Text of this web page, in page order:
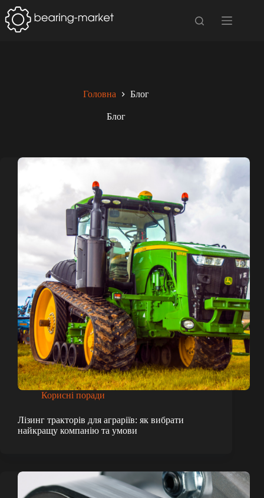
Перейти
до
вмісту
Головна Блог
Блог
Корисні поради
Лізинг тракторів для аграріїв: як вибрати
найкращу компанію та умови